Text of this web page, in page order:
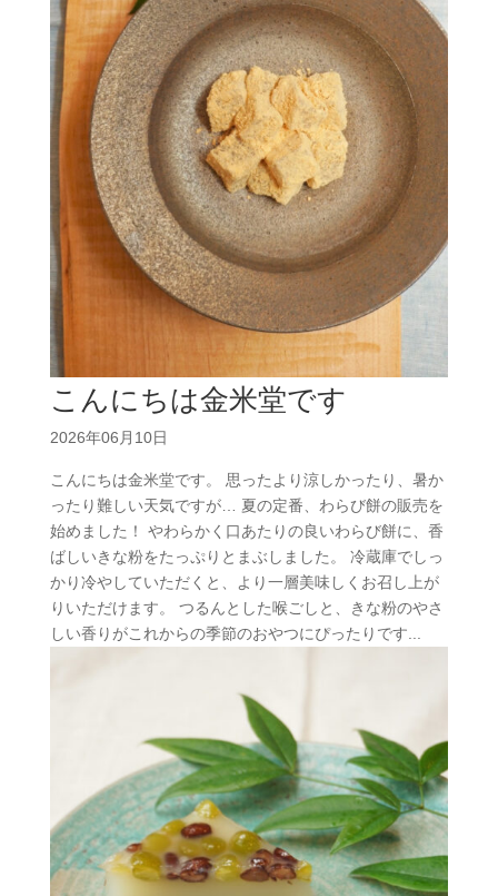
こんにちは金米堂です
2026年06月10日
こんにちは金米堂です。 思ったより涼しかったり、暑か
ったり難しい天気ですが… 夏の定番、わらび餅の販売を
始めました！ やわらかく口あたりの良いわらび餅に、香
ばしいきな粉をたっぷりとまぶしました。 冷蔵庫でしっ
かり冷やしていただくと、より一層美味しくお召し上が
りいただけます。 つるんとした喉ごしと、きな粉のやさ
しい香りがこれからの季節のおやつにぴったりです...